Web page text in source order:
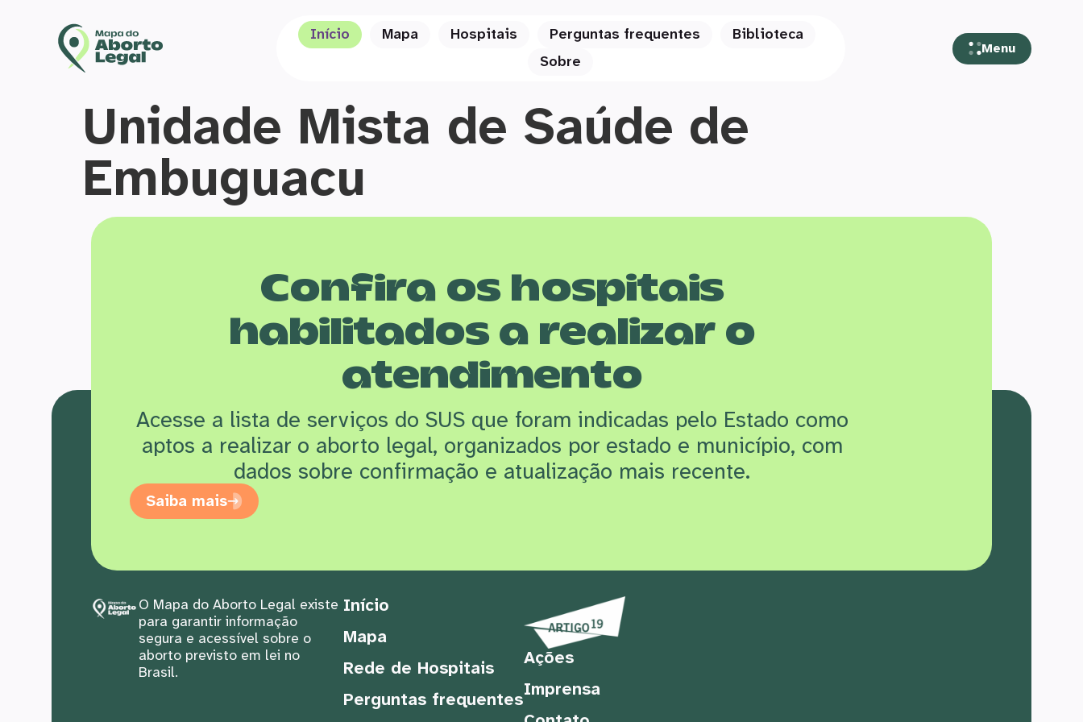
Início Mapa Hospitais Perguntas frequentes
Biblioteca
Sobre
Menu
Unidade Mista de Saúde de
Embuguacu
Confira os hospitais
habilitados a realizar o
atendimento
Acesse a lista de serviços do SUS que foram indicadas pelo Estado como
aptos a realizar o aborto legal, organizados por estado e município, com
dados sobre confirmação e atualização mais recente.
Saiba mais
O Mapa do Aborto Legal existe
para garantir informação
segura e acessível sobre o
aborto previsto em lei no
Brasil.
Início
Mapa
Rede de Hospitais
Perguntas frequentes
Ações
Imprensa